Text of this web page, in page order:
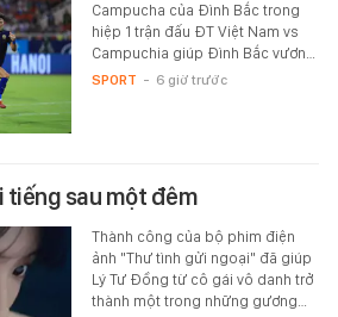
Campucha của Đình Bắc trong
hiệp 1 trận đấu ĐT Việt Nam vs
Campuchia giúp Đình Bắc vươn…
SPORT - 6 giờ trước
tiếng sau một đêm
Thành công của bộ phim điện
ảnh "Thư tình gửi ngoại" đã giúp
Lý Tư Đồng từ cô gái vô danh trở
thành một trong những gương…